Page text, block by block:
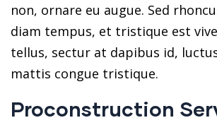
non, ornare eu augue. Sed
diam tempus, et tristique est
tellus, sectur at dapibus id,
mattis congue tristique.
Proconstruction